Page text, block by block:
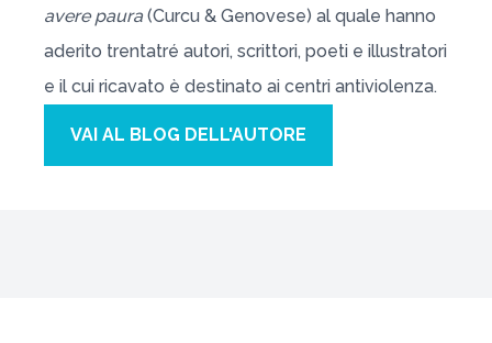
avere paura(Curcu & Genovese) al quale hanno
aderito trentatré autori, scrittori, poeti e illustratori
e il cui ricavato è destinato ai centri antiviolenza.
VAI AL BLOG DELL'AUTORE